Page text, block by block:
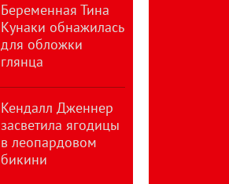
Беременная Тина
Кунаки обнажилась
для обложки
глянца
Кендалл Дженнер
засветила ягодицы
в леопардовом
бикини